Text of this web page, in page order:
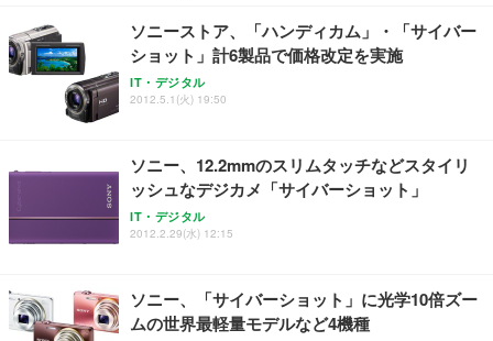
レスト 3Dヘッドレスト ハンガー付き 高反発クッシ
ョン PCチェア 通気性メッシュ ゲーミング/勉強/事
務用 おしゃれ パソコンチェア (ホワイト)
￥7,680
ANDWINT オフィスチェア デスクチェア 肘なし メ
ト 幅52×奥行58.5×高さ84～96cm テレワーク 在宅
勤務 ブラック
￥4,139
応 ComfortView ビジネス向け
￥15,800
【MiniLED/24.5inch/280Hz/FHD】GRAPHT THE S
像低減 (3年保証 | 輝点保証 | 日本メーカー)
￥34,980
￥3,670
アイリスオーヤマ ペットシーツ 超厚型 お徳用 レギ
￥3,731
ソニーストア、「ハンディカム」・「サイバー
ショット」計6製品で価格改定を実施
IT・デジタル
2012.5.1(火) 19:50
ソニー、12.2mmのスリムタッチなどスタイリ
ッシュなデジカメ「サイバーショット」
IT・デジタル
2012.2.29(水) 12:15
ソニー、「サイバーショット」に光学10倍ズー
ムの世界最軽量モデルなど4機種